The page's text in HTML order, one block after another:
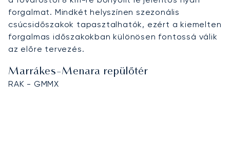
forgalmat. Mindkét helyszínen szezonális
csúcsidőszakok tapasztalhatók, ezért a kiemelten
forgalmas időszakokban különösen fontossá válik
az előre tervezés.
Marrákes-Menara repülőtér
RAK - GMMX